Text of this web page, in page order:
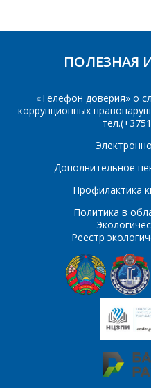
ПОЛЕЗНАЯ
«Телефон доверия» о
коррупционных
Дополнительное
Профилактика
Политика в
Реестр